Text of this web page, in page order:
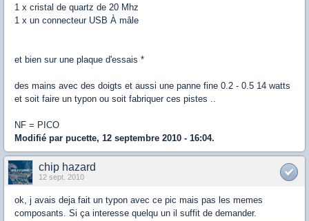
1 x cristal de quartz de 20 Mhz
1 x un connecteur USB À mâle
et bien sur une plaque d'essais *
des mains avec des doigts et aussi une panne fine 0.2 - 0.5 14 watts
et soit faire un typon ou soit fabriquer ces pistes ..
NF = PICO
Modifié par pucette, 12 septembre 2010 - 16:04.
chip hazard
12 sept. 2010
ok, j avais deja fait un typon avec ce pic mais pas les memes
composants. Si ça interesse quelqu un il suffit de demander.